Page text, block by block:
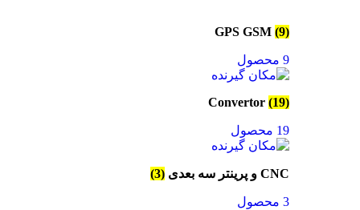
GPS GSM (9)
9 محصول
Convertor (19)
19 محصول
CNC و پرینتر سه بعدی (3)
3 محصول